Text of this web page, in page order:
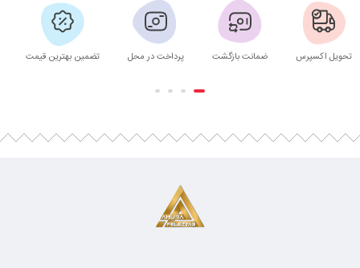
تحویل اکسپرس ضمانت بازگشت پرداخت در محل تضمین بهترین قیمت